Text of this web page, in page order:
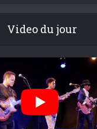
Video du jour